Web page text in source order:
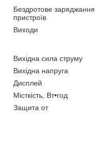
Бездротове заряджання
пристроїв
Виходи
Вихідна сила струму
Вихідна напруга
Дисплей
Місткість, Вт•год
Защита от